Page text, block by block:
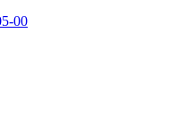
00